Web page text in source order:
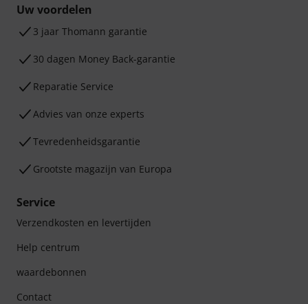
Uw voordelen
3 jaar Thomann garantie
30 dagen Money Back-garantie
Reparatie Service
Advies van onze experts
Tevredenheidsgarantie
Grootste magazijn van Europa
Service
Verzendkosten en levertijden
Help centrum
waardebonnen
Contact